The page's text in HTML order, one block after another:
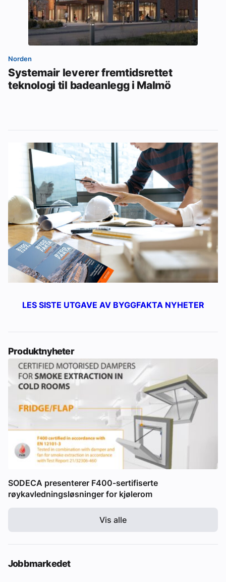
Norden
Systemair leverer fremtidsrettet
teknologi til badeanlegg i Malmö
LES SISTE UTGAVE AV BYGGFAKTA NYHETER
Produktnyheter
SODECA presenterer F400-sertifiserte
røykavledningsløsninger for kjølerom
Vis alle
Jobbmarkedet